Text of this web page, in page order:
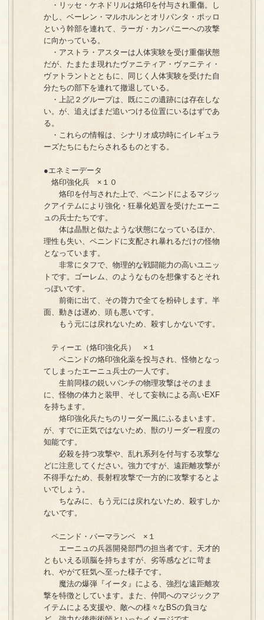
・リッセ・ケネドリルは烙印を付与され重傷。し
かし、ベーレン・マルホルンとオリパンタ・ポッロ
という幹部を連れて、ラーガ・カンパニーへの攻撃
に向かっている。
・アストラ・アスターは人体実験を受け重傷状態
だが、たまたま現れたヴァニティア・ヴァニティ・
ヴァトラントとともに、同じく人体実験を受けた自
分たちの部下を連れて撤退している。
・上記２グループは、既にこの遺跡には存在しな
い。が、追えばまだ追いつける位置にいるはずであ
る。
・これらの情報は、シナリオ成功時にイレギュラ
ーズたちにもたらされるものとする。
●エネミーデータ
烙印強化兵 ×１０
烙印を付与された上で、ペニンドによるマジッ
クアイテムにより強化・狂暴化処置を受けたエーニ
ュの兵士たちです。
体は晶獣と似たような状態になっているほか、
理性も失い、ペニンドに支配され暴れるだけの怪物
となっています。
非常にタフで、物理的な戦闘能力の高いユニッ
トです。ゴーレム、のようなものを想像するとそれ
っぽいです。
前衛に出て、その膂力で全てを粉砕します。半
面、動きは遅め、頭も悪いです。
もう元には戻れないため、殺すしかないです。
ティーエ（烙印強化兵） ×１
ペニンドの烙印強化薬を投与され、怪物となっ
てしまったエーニュ兵士の一人です。
生前同様の鋭いパンチの物理攻撃はそのまま
に、怪物の体力と装甲、そして妄執による高いEXF
を持ちます。
烙印強化兵たちのリーダー風にふるまいます。
が、すでに正気ではないため、獣のリーダー程度の
知能です。
必殺を持つ攻撃や、乱れ系列を付与する攻撃な
どに注意してください。強力ですが、遠距離攻撃が
不得手なため、長射程攻撃で一方的に攻撃するとよ
いでしょう。
ちなみに、もう元には戻れないため、殺すしか
ないです。
ペニンド・パーマランベ ×１
エーニュの兵器開発部門の担当者です。天才的
ともいえる頭脳を持ちますが、劣等感などに苛ま
れ、やがて狂気へ至った様子です。
魔法の爆弾『イータ』による、強烈な遠距離攻
撃を特徴としています。また、仲間へのマジックア
イテムによる支援や、敵への様々なBSの負ヨな